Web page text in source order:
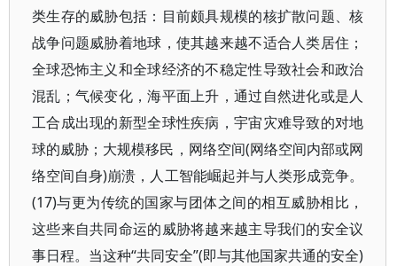
类生存的威胁包括：目前颇具规模的核扩散问题、核
战争问题威胁着地球，使其越来越不适合人类居住；
全球恐怖主义和全球经济的不稳定性导致社会和政治
混乱；气候变化，海平面上升，通过自然进化或是人
工合成出现的新型全球性疾病，宇宙灾难导致的对地
球的威胁；大规模移民，网络空间(网络空间内部或网
络空间自身)崩溃，人工智能崛起并与人类形成竞争。
(17)与更为传统的国家与团体之间的相互威胁相比，
这些来自共同命运的威胁将越来越主导我们的安全议
事日程。当这种“共同安全”(即与其他国家共通的安全)